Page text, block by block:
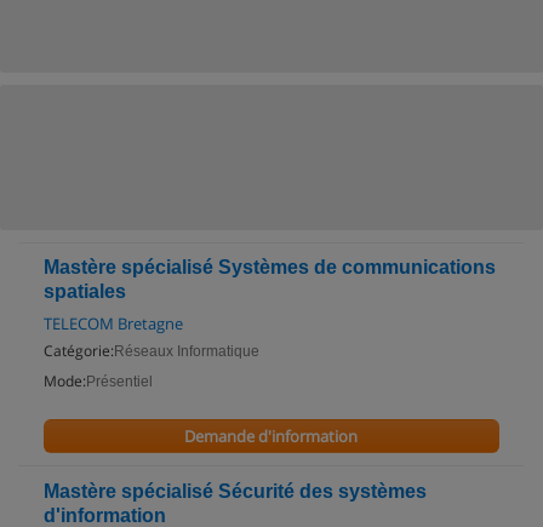
Mastère spécialisé Systèmes de communications
spatiales
TELECOM Bretagne
Catégorie: Réseaux Informatique
Mode: Présentiel
Demande d'information
Mastère spécialisé Sécurité des systèmes
d'information